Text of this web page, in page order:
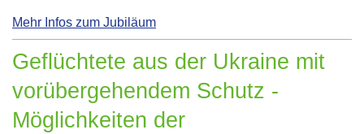
Mehr Infos zum Jubiläum
Geflüchtete aus der Ukraine mit
vorübergehendem Schutz -
Möglichkeiten der